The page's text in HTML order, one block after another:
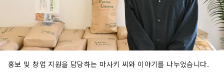
홍보 및 창업 지원을 담당하는 마사키 씨와 이야기를 나누었습니다.